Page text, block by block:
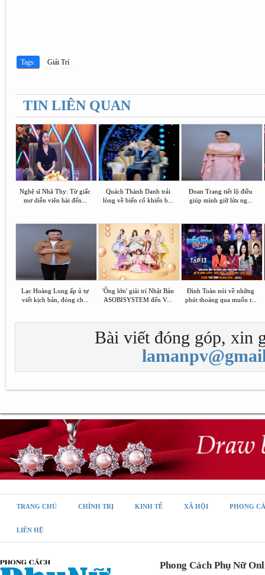
Tags: Giải Trí
TIN LIÊN QUAN
Nghệ sĩ Nhã Thy: Từ giấc
mơ diễn viên hài đến...
Quách Thành Danh trải
lòng về biến cố khiến b...
Đoan Trang tiết lộ điều
giúp mình giữ lửa ng...
Lạc Hoàng Long ấp ủ tự
viết kịch bản, đóng ch...
'Ông lớn' giải trí Nhật Bản
ASOBISYSTEM đến V...
Đình Toàn nói về những
phút thoáng qua muốn r...
Bài viết đóng góp, xin
TRANG CHỦ CHÍNH TRỊ KINH TẾ XÃ HỘI PHONG
LIÊN HỆ
Phong Cách Phụ Nữ